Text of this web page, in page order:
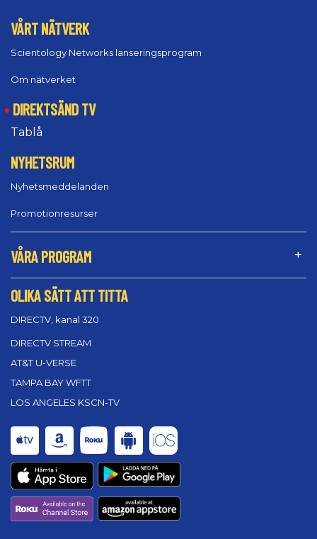
VÅRT NÄTVERK
Scientology Networks lanseringsprogram
Om nätverket
DIREKTSÄND TV
Tablå
NYHETSRUM
Nyhetsmeddelanden
Promotionresurser
VÅRA PROGRAM
OLIKA SÄTT ATT TITTA
DIRECTV, kanal 320
DIRECTV STREAM
AT&T U-VERSE
TAMPA BAY WFTT
LOS ANGELES KSCN-TV